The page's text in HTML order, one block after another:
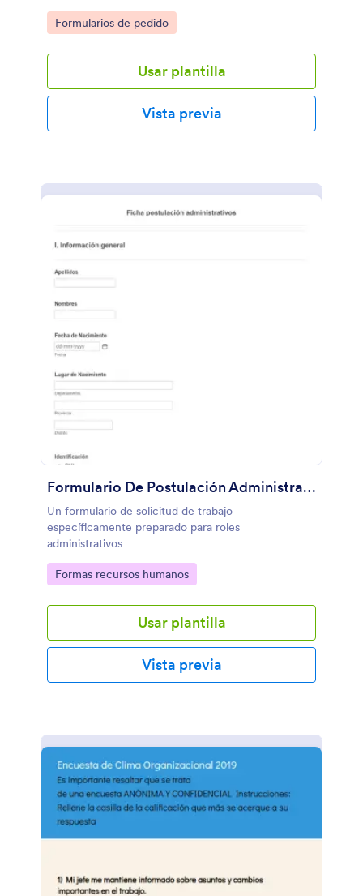
elegir el vino preferido. Perfecto para negocios de
vinos, distribuidores y catadores de vino.
Go to Category:
Formularios de pedido
Usar plantilla
Vista previa
Formulario De Postulación Administrativa
Un formulario de solicitud de trabajo
específicamente preparado para roles
administrativos
Go to Category:
Formas recursos humanos
Usar plantilla
Vista previa